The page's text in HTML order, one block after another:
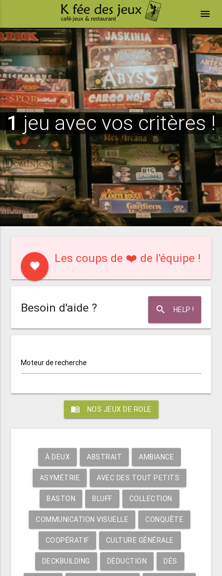
menu
1 jeu avec vos critères !
favorite
Les coups de ❤️ de l'équipe !
search HELP !
Besoin d'aide ?
Moteur de recherche
menu_book NOS JEUX DE ROLE
À DEUX ABSTRAIT AMBIANCE
ASYMÉTRIE AVEC DES TOUT PETITS
BASTON BLUFF COLLECTION
COMMUNICATION VISUELLE CONQUÊTE
COOPÉRATIF CULTURE GÉNÉRALE
DECKBUILDING DÉDUCTION DÉS